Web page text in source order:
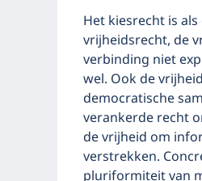
Het kiesrecht is
vrijheidsrecht, de
verbinding niet
wel. Ook de
democratische
verankerde recht
de vrijheid om
verstrekken.
pluriformiteit van